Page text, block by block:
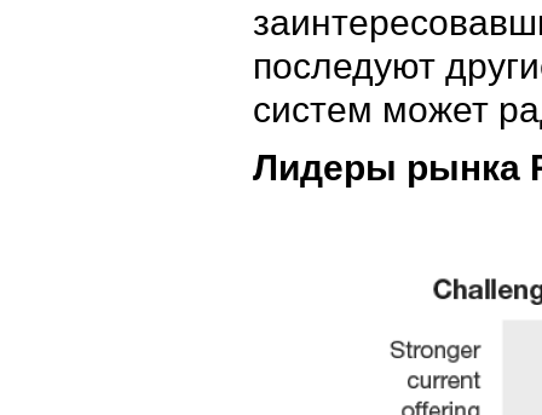
последуют
систем может
Лидеры рынка